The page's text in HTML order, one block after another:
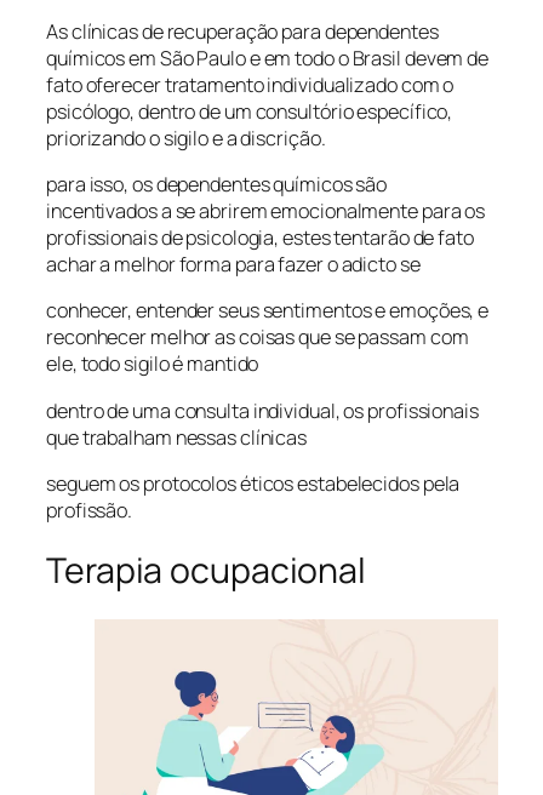
As clínicas de recuperação para dependentes
químicos em São Paulo e em todo o Brasil devem de
fato oferecer tratamento individualizado com o
psicólogo, dentro de um consultório específico,
priorizando o sigilo e a discrição.
para isso, os dependentes químicos são
incentivados a se abrirem emocionalmente para os
profissionais de psicologia, estes tentarão de fato
achar a melhor forma para fazer o adicto se
conhecer, entender seus sentimentos e emoções, e
reconhecer melhor as coisas que se passam com
ele, todo sigilo é mantido
dentro de uma consulta individual, os profissionais
que trabalham nessas clínicas
seguem os protocolos éticos estabelecidos pela
profissão.
Terapia ocupacional